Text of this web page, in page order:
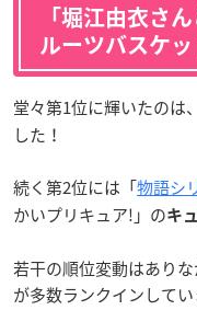
「堀江由衣さ
ルーツバスケッ
堂々第1位に輝いたのは
した！
続く第2位には「物語シ
かいプリキュア!」のキ
若干の順位変動はあり
が多数ランクインしてい